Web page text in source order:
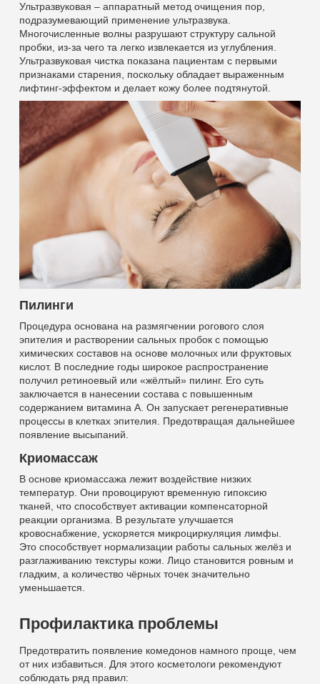
Ультразвуковая – аппаратный метод очищения пор,
подразумевающий применение ультразвука.
Многочисленные волны разрушают структуру сальной
пробки, из-за чего та легко извлекается из углубления.
Ультразвуковая чистка показана пациентам с первыми
признаками старения, поскольку обладает выраженным
лифтинг-эффектом и делает кожу более подтянутой.
Пилинги
Процедура основана на размягчении рогового слоя
эпителия и растворении сальных пробок с помощью
химических составов на основе молочных или фруктовых
кислот. В последние годы широкое распространение
получил ретиноевый или «жёлтый» пилинг. Его суть
заключается в нанесении состава с повышенным
содержанием витамина А. Он запускает регенеративные
процессы в клетках эпителия. Предотвращая дальнейшее
появление высыпаний.
Криомассаж
В основе криомассажа лежит воздействие низких
температур. Они провоцируют временную гипоксию
тканей, что способствует активации компенсаторной
реакции организма. В результате улучшается
кровоснабжение, ускоряется микроциркуляция лимфы.
Это способствует нормализации работы сальных желёз и
разглаживанию текстуры кожи. Лицо становится ровным и
гладким, а количество чёрных точек значительно
уменьшается.
Профилактика проблемы
Предотвратить появление комедонов намного проще, чем
от них избавиться. Для этого косметологи рекомендуют
соблюдать ряд правил: